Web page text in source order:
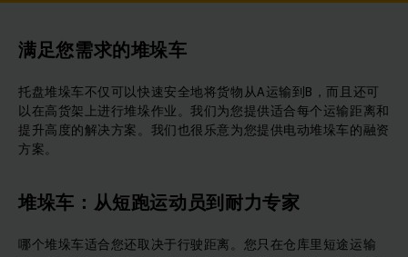
满足您需求的堆垛车
托盘堆垛车不仅可以快速安全地将货物从A运输到B，而且还可
以在高货架上进行堆垛作业。我们为您提供适合每个运输距离和
提升高度的解决方案。我们也很乐意为您提供电动堆垛车的融资
方案。
堆垛车：从短跑运动员到耐力专家
哪个堆垛车适合您还取决于行驶距离。您只在仓库里短途运输